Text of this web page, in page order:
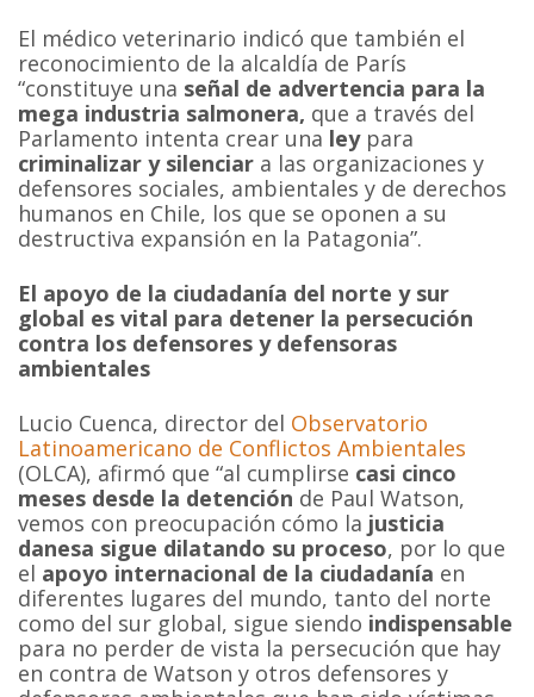
El médico veterinario indicó que también el
reconocimiento de la alcaldía de París
“constituye una señal de advertencia para la
mega industria salmonera, que a través del
Parlamento intenta crear una ley para
criminalizar y silenciar a las organizaciones y
defensores sociales, ambientales y de derechos
humanos en Chile, los que se oponen a su
destructiva expansión en la Patagonia”.
El apoyo de la ciudadanía del norte y sur
global es vital para detener la persecución
contra los defensores y defensoras
ambientales
Lucio Cuenca, director del Observatorio
Latinoamericano de Conflictos Ambientales
(OLCA), afirmó que “al cumplirse casi cinco
meses desde la detención de Paul Watson,
vemos con preocupación cómo la justicia
danesa sigue dilatando su proceso, por lo que
el apoyo internacional de la ciudadanía en
diferentes lugares del mundo, tanto del norte
como del sur global, sigue siendo indispensable
para no perder de vista la persecución que hay
en contra de Watson y otros defensores y